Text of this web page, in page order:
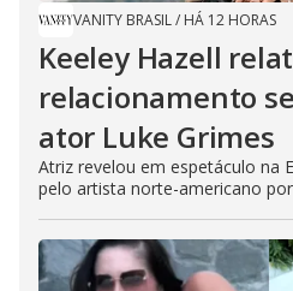
VANITY BRASIL/ HÁ 12 HORAS
Keeley Hazell
relacionamento
ator Luke Grimes
Atriz revelou em espetáculo na
pelo artista norte-americano